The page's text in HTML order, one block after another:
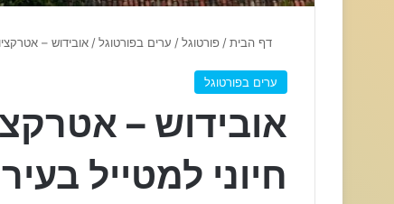
דף הבית/פורטוגל/ ערים בפורטוגל/אובידוש –
ערים בפורטוגל
אובידוש –
חיוני למטייל